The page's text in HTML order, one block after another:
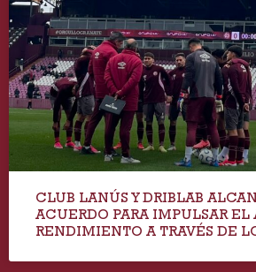
CLUB LANÚS Y DRIBLAB
ACUERDO PARA IMPULSAR
RENDIMIENTO A TRAVÉS DE